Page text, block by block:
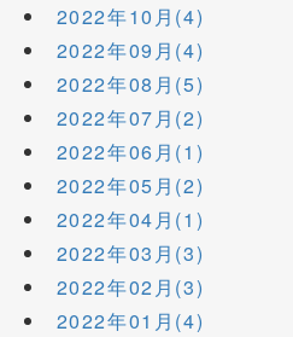
2022年10月(4)
2022年09月(4)
2022年08月(5)
2022年07月(2)
2022年06月(1)
2022年05月(2)
2022年04月(1)
2022年03月(3)
2022年02月(3)
2022年01月(4)